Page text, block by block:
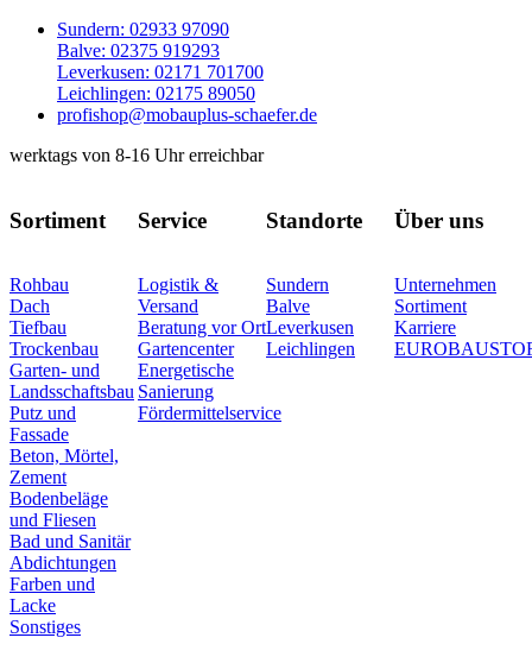
Sundern: 02933 97090
Balve: 02375 919293
Leverkusen: 02171 701700
Leichlingen: 02175 89050
profishop@mobauplus-schaefer.de
werktags von 8-16 Uhr erreichbar
Sortiment
Rohbau
Dach
Tiefbau
Trockenbau
Garten- und
Landsschaftsbau
Putz und
Fassade
Beton, Mörtel,
Zement
Bodenbeläge
und Fliesen
Bad und Sanitär
Abdichtungen
Farben und
Lacke
Sonstiges
Service
Logistik &
Versand
Beratung vor Ort
Gartencenter
Energetische
Sanierung
Fördermittelservice
Standorte
Sundern
Balve
Leverkusen
Leichlingen
Über uns
Unternehmen
Sortiment
Karriere